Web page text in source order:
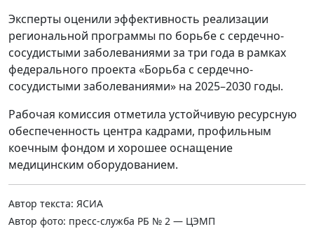
Эксперты оценили эффективность реализации
региональной программы по борьбе с сердечно-
сосудистыми заболеваниями за три года в рамках
федерального проекта «Борьба с сердечно-
сосудистыми заболеваниями» на 2025–2030 годы.
Рабочая комиссия отметила устойчивую ресурсную
обеспеченность центра кадрами, профильным
коечным фондом и хорошее оснащение
медицинским оборудованием.
Автор текста: ЯСИА
Автор фото: пресс-служба РБ № 2 — ЦЭМП